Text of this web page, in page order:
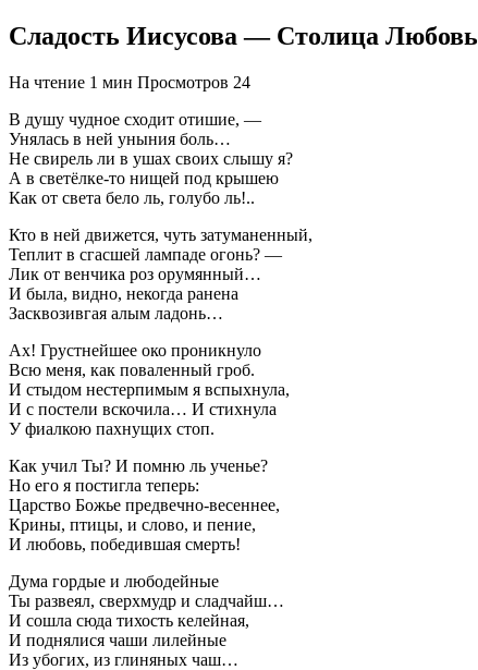
Сладость Иисусова — Столица Любовь
На чтение 1 мин Просмотров 24
В душу чудное сходит отишие, —
Унялась в ней уныния боль…
Не свирель ли в ушах своих слышу я?
А в светёлке-то нищей под крышею
Как от света бело ль, голубо ль!..
Кто в ней движется, чуть затуманенный,
Теплит в сгасшей лампаде огонь? —
Лик от венчика роз орумянный…
И была, видно, некогда ранена
Засквозивгая алым ладонь…
Ах! Грустнейшее око проникнуло
Всю меня, как поваленный гроб.
И стыдом нестерпимым я вспыхнула,
И с постели вскочила… И стихнула
У фиалкою пахнущих стоп.
Как учил Ты? И помню ль ученье?
Но его я постигла теперь:
Царство Божье предвечно-весеннее,
Крины, птицы, и слово, и пение,
И любовь, победившая смерть!
Дума гордые и любодейные
Ты развеял, сверхмудр и сладчайш…
И сошла сюда тихость келейная,
И поднялися чаши лилейные
Из убогих, из глиняных чаш…